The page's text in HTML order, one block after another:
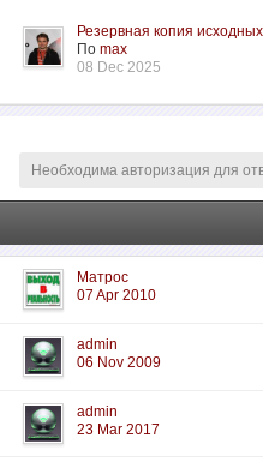
Резервная копия
Поmax
08 Dec 2025
Необходима авторизация для
Матрос
07 Apr 2010
admin
06 Nov 2009
admin
23 Mar 2017